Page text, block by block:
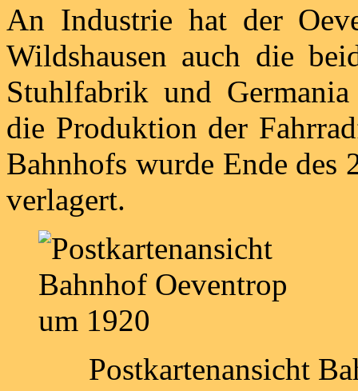
An Industrie hat der
Wildshausen auch die
Stuhlfabrik und
die Produktion der
Bahnhofs wurde Ende des
verlagert.
Postkartenansicht